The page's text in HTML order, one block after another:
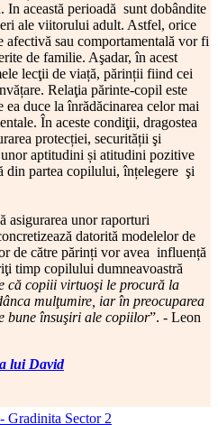
In această perioadă sunt dobândite
ale viitorului adult. Astfel, orice
afectivă sau comportamentală vor fi
de familie. Aşadar, în acest
lecţii de viață, părinții fiind cei
Relaţia părinte-copil este
ea duce la înrădăcinarea celor mai
În aceste condiţii, dragostea
protecției, securității şi
aptitudini și atitudini pozitive
din partea copilului, înțelegere şi
asigurarea unor raporturi
datorită modelelor de
de către părinți vor avea influență
timp copilului dumneavoastră
că copiii virtuoşi le procură la
mulţumire, iar în preocuparea
bune însuşiri ale copiilor”. - Leon
lui David